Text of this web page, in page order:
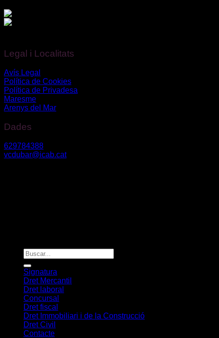
Legal i Localitats
Avís Legal
Política de Cookies
Política de Privadesa
Maresme
Arenys del Mar
Dades
629784388
vcdubar@icab.cat
Signatura
Dret Mercantil
Dret laboral
Concursal
Dret fiscal
Dret Immobiliari i de la Construcció
Dret Civil
Contacte